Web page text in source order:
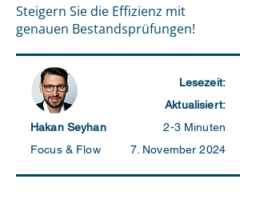
Steigern Sie die Effizienz mit
genauen Bestandsprüfungen!
Lesezeit:
Aktualisiert:
Hakan Seyhan
2-3 Minuten
Focus & Flow
7. November 2024